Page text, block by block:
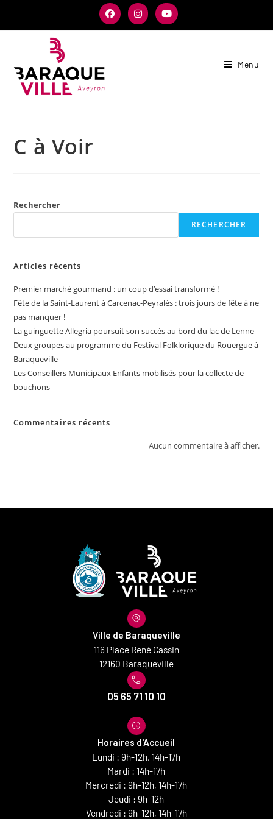
Menu
C à Voir
Rechercher
RECHERCHER
Articles récents
Premier marché gourmand : un coup d’essai transformé !
Fête de la Saint-Laurent à Carcenac-Peyralès : trois jours de fête à ne
pas manquer !
La guinguette Allegria poursuit son succès au bord du lac de Lenne
Deux groupes au programme du Festival Folklorique du Rouergue à
Baraqueville
Les Conseillers Municipaux Enfants mobilisés pour la collecte de
bouchons
Commentaires récents
Aucun commentaire à afficher.
Ville de Baraqueville
116 Place René Cassin
12160 Baraqueville
05 65 71 10 10
Horaires d'Accueil
Lundi : 9h-12h, 14h-17h
Mardi : 14h-17h
Mercredi : 9h-12h, 14h-17h
Jeudi : 9h-12h
Vendredi : 9h-12h, 14h-17h